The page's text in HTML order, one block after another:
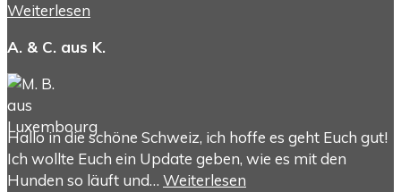
Weiterlesen
A. & C. aus K.
Hallo in die schöne Schweiz, ich hoffe es geht Euch gut!
Ich wollte Euch ein Update geben, wie es mit den
Hunden so läuft und… Weiterlesen